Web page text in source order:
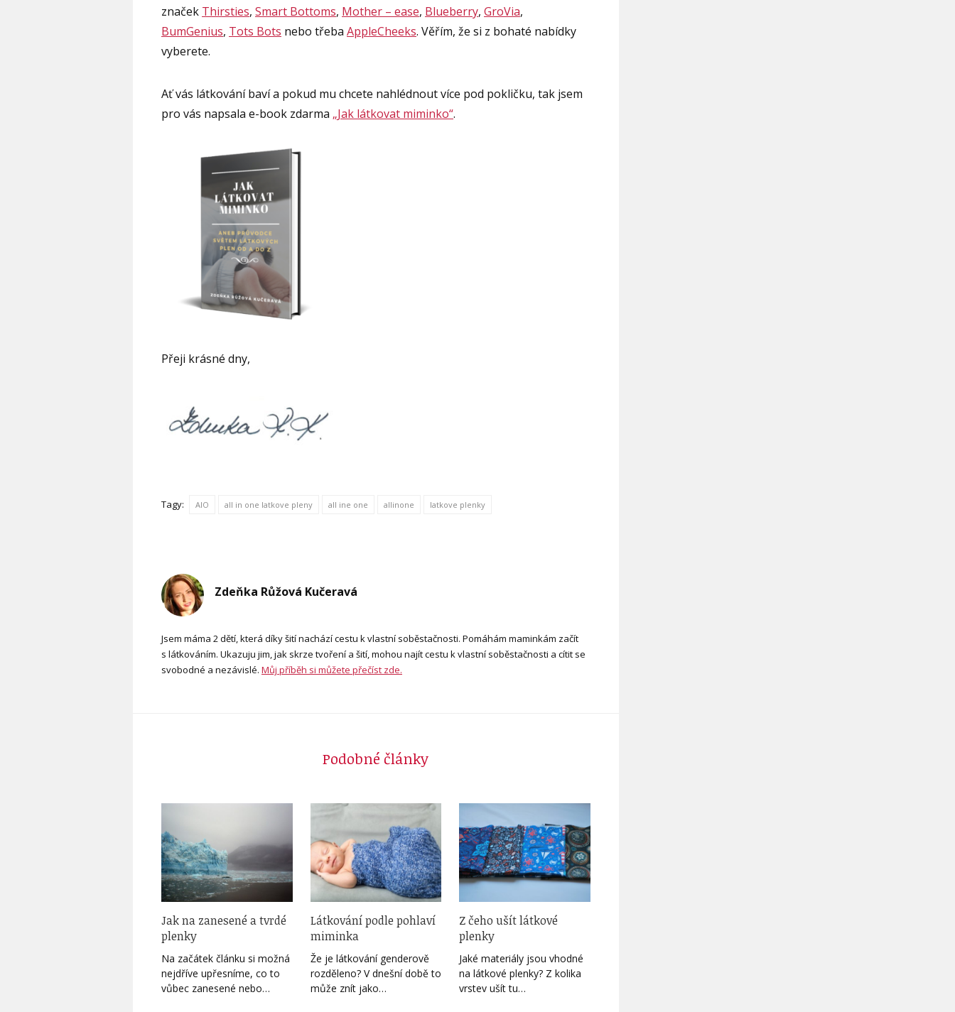
značek Thirsties, Smart Bottoms, Mother – ease, Blueberry, GroVia,
BumGenius, Tots Bots nebo třeba AppleCheeks. Věřím, že si z bohaté nabídky
vyberete.
Ať vás látkování baví a pokud mu chcete nahlédnout více pod pokličku, tak jsem
pro vás napsala e-book zdarma „Jak látkovat miminko“.
Přeji krásné dny,
Tagy: AIO all in one latkove pleny all ine one allinone latkove plenky
Zdeňka Růžová Kučeravá
Jsem máma 2 dětí, která díky šití nachází cestu k vlastní soběstačnosti. Pomáhám maminkám začít
s látkováním. Ukazuju jim, jak skrze tvoření a šití, mohou najít cestu k vlastní soběstačnosti a cítit se
svobodné a nezávislé. Můj příběh si můžete přečíst zde.
Podobné články
Jak na zanesené a tvrdé
plenky
Na začátek článku si možná
nejdříve upřesníme, co to
vůbec zanesené nebo…
Látkování podle pohlaví
miminka
Že je látkování genderově
rozděleno? V dnešní době to
může znít jako…
Z čeho ušít látkové
plenky
Jaké materiály jsou vhodné
na látkové plenky? Z kolika
vrstev ušít tu…